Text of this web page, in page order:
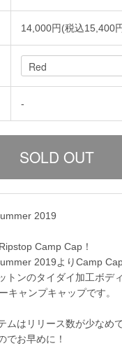
14,000円(税込15,400
-
2019
Camp Cap！
2019よりCamp Cap
トンのタイダイ加工ボデ
キャンプキャップです。
ムはリリース数が少なめ
でお早めに！